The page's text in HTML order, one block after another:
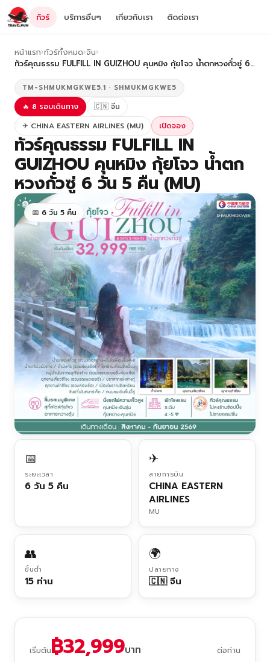
ทัวร์ บริการอื่นๆ เกี่ยวกับเรา ติดต่อเรา
หน้าแรก›ทัวร์ทั้งหมด›จีน›
ทัวร์คุณธรรม FULFILL IN GUIZHOU คุนหมิง กุ้ยโจว น้ำตกหวงกั๋วซู่ 6…
TM-SHMUKMGKWE5.1 · SHMUKMGKWE5
🔥 8 รอบเดินทาง
🇨🇳 จีน
✈ CHINA EASTERN AIRLINES (MU)
เปิดจอง
ทัวร์คุณธรรม FULFILL IN
GUIZHOU คุนหมิง กุ้ยโจว น้ำตก
หวงกั๋วซู่ 6 วัน 5 คืน (MU)
📅 6 วัน 5 คืน
📅
ระยะเวลา
6 วัน 5 คืน
✈
สายการบิน
CHINA EASTERN
AIRLINES
MU
👥
ขั้นต่ำ
15 ท่าน
🌍
ปลายทาง
🇨🇳 จีน
เริ่มต้น฿32,999บาท ต่อท่าน